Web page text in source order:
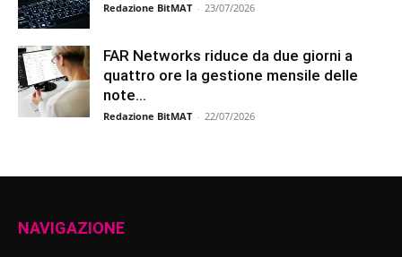
Redazione BitMAT - 23/07/2026
FAR Networks riduce da due giorni a
quattro ore la gestione mensile delle
note...
Redazione BitMAT - 22/07/2026
NAVIGAZIONE